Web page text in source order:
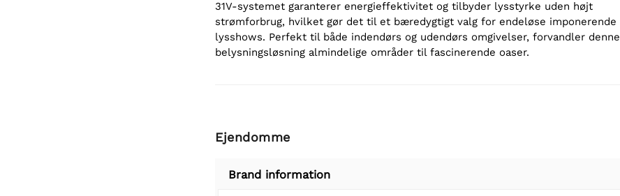
31V-systemet garanterer energieffektivitet og tilbyder lysstyrke uden højt
strømforbrug, hvilket gør det til et bæredygtigt valg for endeløse imponerende
lysshows. Perfekt til både indendørs og udendørs omgivelser, forvandler denne
belysningsløsning almindelige områder til fascinerende oaser.
Ejendomme
Brand information